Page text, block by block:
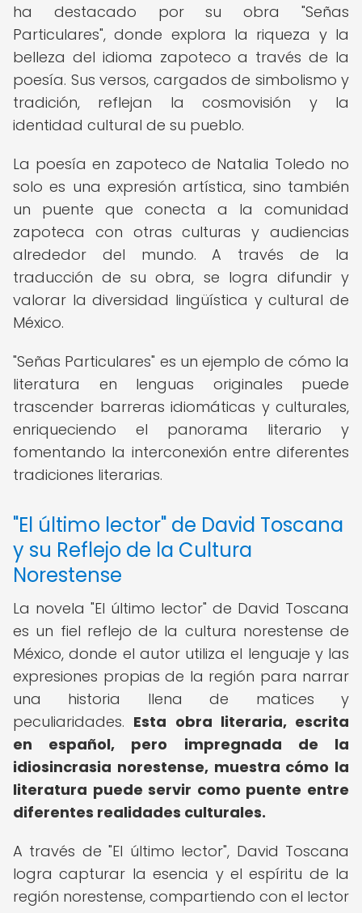
ha destacado por su obra "Señas
Particulares", donde explora la riqueza y la
belleza del idioma zapoteco a través de la
poesía. Sus versos, cargados de simbolismo y
tradición, reflejan la cosmovisión y la
identidad cultural de su pueblo.
La poesía en zapoteco de Natalia Toledo no
solo es una expresión artística, sino también
un puente que conecta a la comunidad
zapoteca con otras culturas y audiencias
alrededor del mundo. A través de la
traducción de su obra, se logra difundir y
valorar la diversidad lingüística y cultural de
México.
"Señas Particulares" es un ejemplo de cómo la
literatura en lenguas originales puede
trascender barreras idiomáticas y culturales,
enriqueciendo el panorama literario y
fomentando la interconexión entre diferentes
tradiciones literarias.
"El último lector" de David Toscana
y su Reflejo de la Cultura
Norestense
La novela "El último lector" de David Toscana
es un fiel reflejo de la cultura norestense de
México, donde el autor utiliza el lenguaje y las
expresiones propias de la región para narrar
una historia llena de matices y
peculiaridades. Esta obra literaria, escrita
en español, pero impregnada de la
idiosincrasia norestense, muestra cómo la
literatura puede servir como puente entre
diferentes realidades culturales.
A través de "El último lector", David Toscana
logra capturar la esencia y el espíritu de la
región norestense, compartiendo con el lector